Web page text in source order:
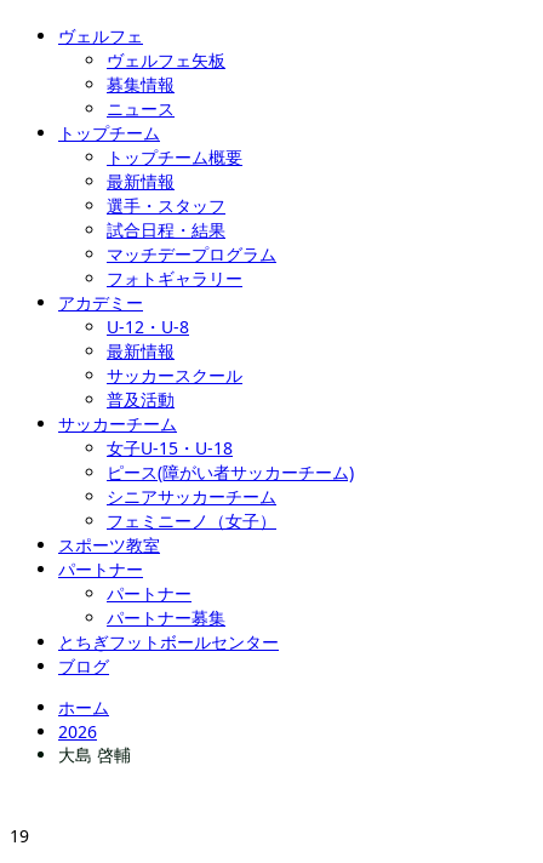
ヴェルフェ
ヴェルフェ矢板
募集情報
ニュース
トップチーム
トップチーム概要
最新情報
選手・スタッフ
試合日程・結果
マッチデープログラム
フォトギャラリー
アカデミー
U-12・U-8
最新情報
サッカースクール
普及活動
サッカーチーム
女子U-15・U-18
ピース(障がい者サッカーチーム)
シニアサッカーチーム
フェミニーノ（女子）
スポーツ教室
パートナー
パートナー
パートナー募集
とちぎフットボールセンター
ブログ
ホーム
2026
大島 啓輔
19